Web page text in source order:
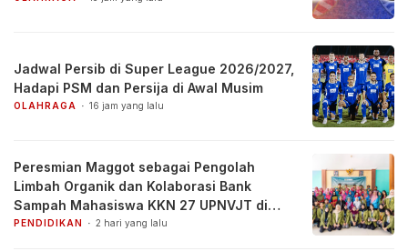
Jadwal Persib di Super League 2026/2027,
Hadapi PSM dan Persija di Awal Musim
OLAHRAGA 16 jam yang lalu
Peresmian Maggot sebagai Pengolah
Limbah Organik dan Kolaborasi Bank
Sampah Mahasiswa KKN 27 UPNVJT di
Desa Pacul, Bojonegoro
PENDIDIKAN 2 hari yang lalu